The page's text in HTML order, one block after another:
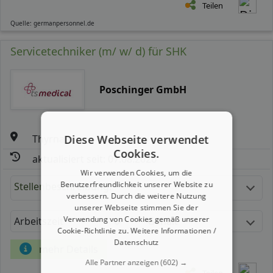
Teilen
Quelle: germanpersonnel.de
Servicetechniker (m/ w/ d) für SHK
Poschinger GmbH
Thyrnau
aktualisiert seit: 07.08.2026
Stellenbeschreibung:
Arbeitszeit Gehalt
mehr Details
Diese Webseite verwendet
Cookies.
Wir verwenden Cookies, um die
Benutzerfreundlichkeit unserer Website zu
verbessern. Durch die weitere Nutzung
unserer Webseite stimmen Sie der
Verwendung von Cookies gemäß unserer
Cookie-Richtlinie zu.Weitere Informationen /
Datenschutz
Alle Partner anzeigen(602) →